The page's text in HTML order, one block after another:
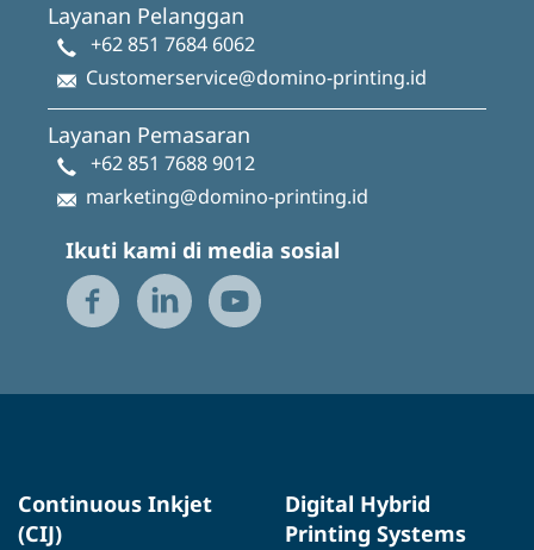
Layanan Pelanggan
+62 851 7684 6062
Customerservice@domino-printing.id
Layanan Pemasaran
+62 851 7688 9012
marketing@domino-printing.id
Ikuti kami di media sosial
Continuous Inkjet
(CIJ)
Digital Hybrid
Printing Systems